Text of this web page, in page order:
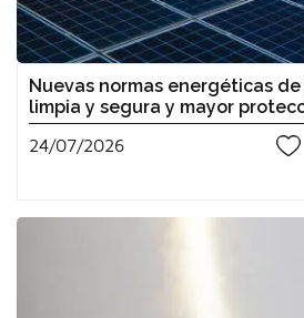
Nuevas normas energéticas
limpia y segura y mayor
24/07/2026